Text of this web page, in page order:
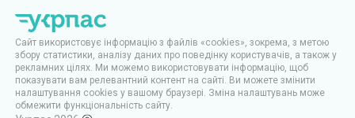
Сайт використовує інформацію з файлів «cookies», зокрема, з метою
збору статистики, аналізу даних про поведінку користувачів, а також у
рекламних цілях. Ми можемо використовувати інформацію, щоб
показувати вам релевантний контент на сайті. Ви можете змінити
налаштування cookies у вашому браузері. Зміна налаштувань може
обмежити функціональність сайту.